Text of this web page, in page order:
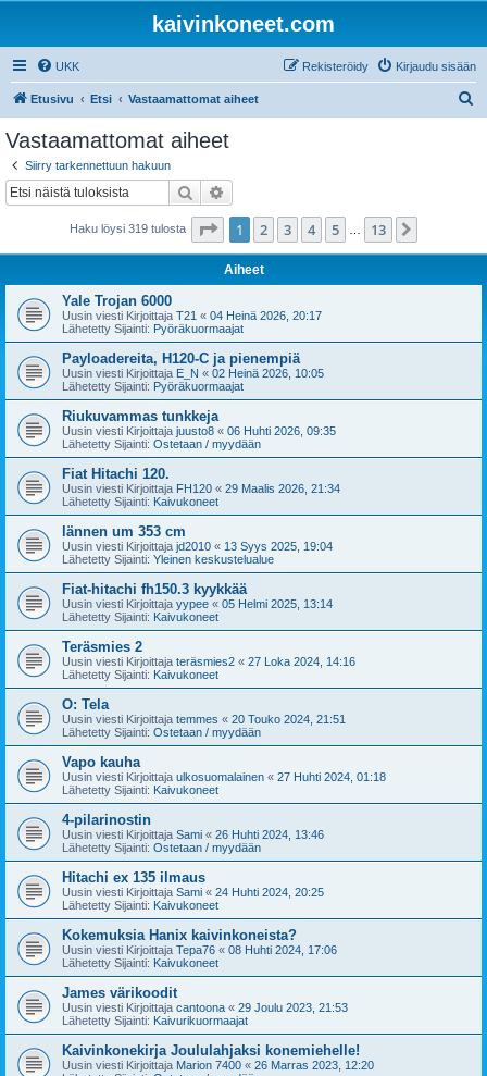
kaivinkoneet.com
UKK Kirjaudu sisään
Rekisteröidy
Etusivu Etsi Vastaamattomat aiheet
Vastaamattomat aiheet
Siirry tarkennettuun hakuun
Etsi
Haku löysi 319 tulosta Sivu /13
1 2 3 4 5 13
Aiheet
Yale Trojan 6000
Uusin viesti Kirjoittaja T21 « 04 Heinä 2026, 20:17
Lähetetty Sijainti: Pyöräkuormaajat
Payloadereita, H120-C ja pienempiä
Uusin viesti Kirjoittaja E_N « 02 Heinä 2026, 10:05
Lähetetty Sijainti: Pyöräkuormaajat
Riukuvammas tunkkeja
Uusin viesti Kirjoittaja juusto8 « 06 Huhti 2026, 09:35
Lähetetty Sijainti: Ostetaan / myydään
Fiat Hitachi 120.
Uusin viesti Kirjoittaja FH120 « 29 Maalis 2026, 21:34
Lähetetty Sijainti: Kaivukoneet
lännen um 353 cm
Uusin viesti Kirjoittaja jd2010 « 13 Syys 2025, 19:04
Lähetetty Sijainti: Yleinen keskustelualue
Fiat-hitachi fh150.3 kyykkää
Uusin viesti Kirjoittaja yypee « 05 Helmi 2025, 13:14
Lähetetty Sijainti: Kaivukoneet
Teräsmies 2
Uusin viesti Kirjoittaja teräsmies2 « 27 Loka 2024, 14:16
Lähetetty Sijainti: Kaivukoneet
O: Tela
Uusin viesti Kirjoittaja temmes « 20 Touko 2024, 21:51
Lähetetty Sijainti: Ostetaan / myydään
Vapo kauha
Uusin viesti Kirjoittaja ulkosuomalainen « 27 Huhti 2024, 01:18
Lähetetty Sijainti: Kaivukoneet
4-pilarinostin
Uusin viesti Kirjoittaja Sami « 26 Huhti 2024, 13:46
Lähetetty Sijainti: Ostetaan / myydään
Hitachi ex 135 ilmaus
Uusin viesti Kirjoittaja Sami « 24 Huhti 2024, 20:25
Lähetetty Sijainti: Kaivukoneet
Kokemuksia Hanix kaivinkoneista?
Uusin viesti Kirjoittaja Tepa76 « 08 Huhti 2024, 17:06
Lähetetty Sijainti: Kaivukoneet
James värikoodit
Uusin viesti Kirjoittaja cantoona « 29 Joulu 2023, 21:53
Lähetetty Sijainti: Kaivurikuormaajat
Kaivinkonekirja Joululahjaksi konemiehelle!
Uusin viesti Kirjoittaja Marion 7400 « 26 Marras 2023, 12:20